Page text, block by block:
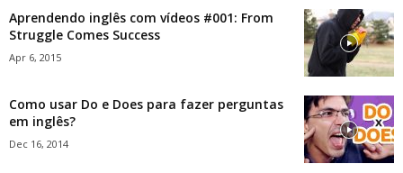
Aprendendo inglês com vídeos #001: From
Struggle Comes Success
Apr 6, 2015
Como usar Do e Does para fazer perguntas
em inglês?
Dec 16, 2014